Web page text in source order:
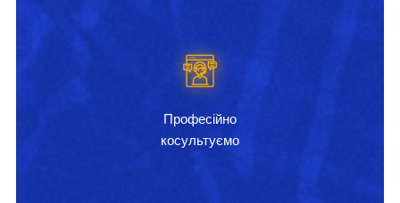
Професійно
косультуємо